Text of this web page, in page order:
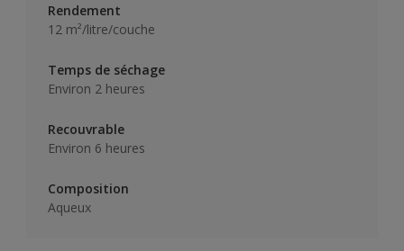
Rendement
12 m²/litre/couche
Temps de séchage
Environ 2 heures
Recouvrable
Environ 6 heures
Composition
Aqueux